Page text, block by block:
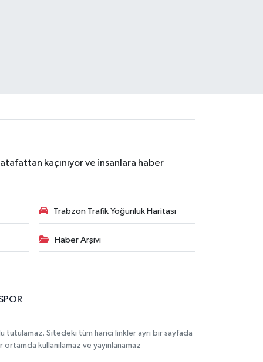
kaçınıyor ve insanlara haber
Trabzon Trafik Yoğunluk Haritası
Haber Arşivi
tutulamaz. Sitedeki tüm harici linkler ayrı bir sayfada
kullanılamaz ve yayınlanamaz